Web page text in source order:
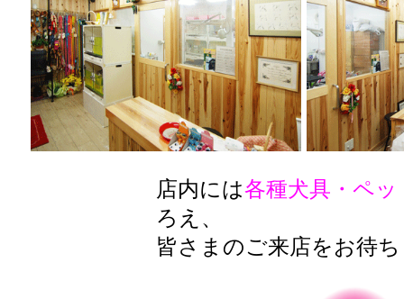
店内には各種犬具・ペ
ろえ、
皆さまのご来店をお待